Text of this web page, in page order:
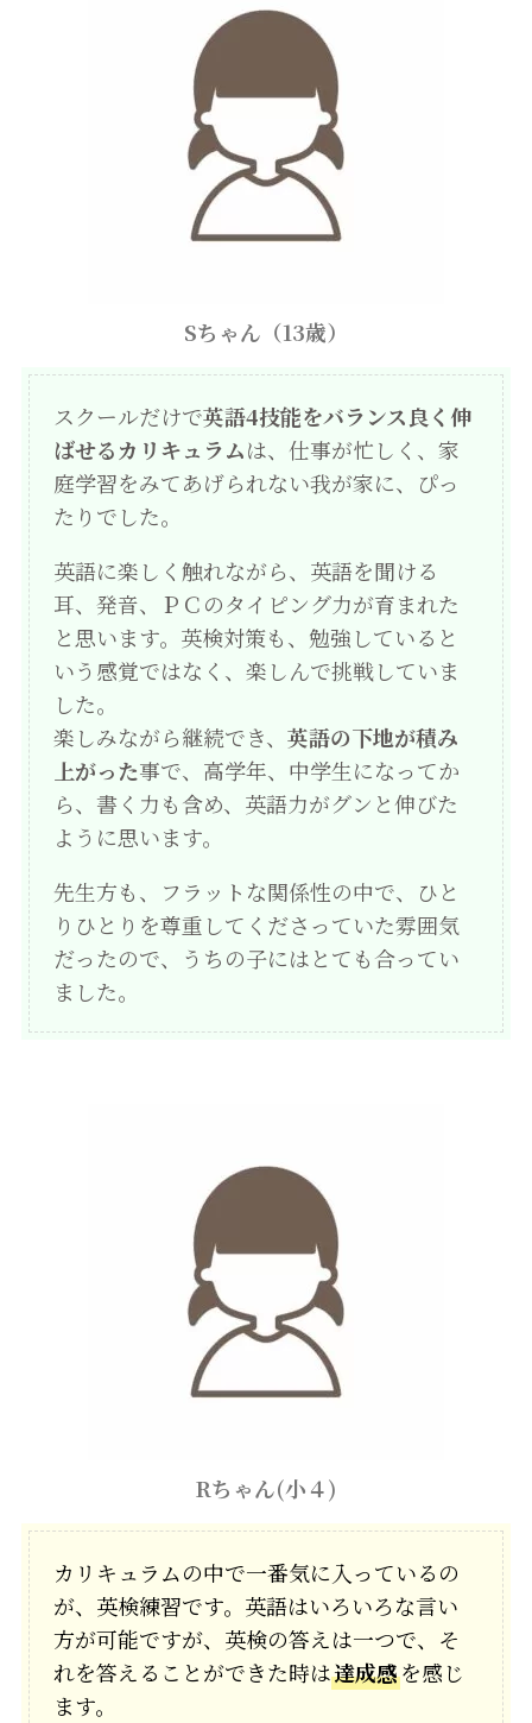
Sちゃん（13歳）
スクールだけで英語4技能をバランス良く伸
ばせるカリキュラムは、仕事が忙しく、家
庭学習をみてあげられない我が家に、ぴっ
たりでした。
英語に楽しく触れながら、英語を聞ける
耳、発音、ＰＣのタイピング力が育まれた
と思います。英検対策も、勉強していると
いう感覚ではなく、楽しんで挑戦していま
した。
楽しみながら継続でき、 英語の下地が積み
上がった事で、高学年、中学生になってか
ら、書く力も含め、英語力がグンと伸びた
ように思います。
先生方も、フラットな関係性の中で、ひと
りひとりを尊重してくださっていた雰囲気
だったので、うちの子にはとても合ってい
ました。
Rちゃん(小４)
カリキュラムの中で一番気に入っているの
が、英検練習です。英語はいろいろな言い
方が可能ですが、英検の答えは一つで、そ
れを答えることができた時は達成感を感じ
ます。